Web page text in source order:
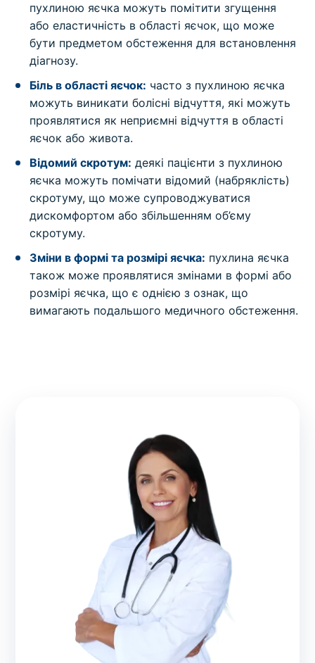
пухлиною яєчка можуть помітити згущення
або еластичність в області яєчок, що може
бути предметом обстеження для встановлення
діагнозу.
Біль в області яєчок: часто з пухлиною яєчка
можуть виникати болісні відчуття, які можуть
проявлятися як неприємні відчуття в області
яєчок або живота.
Відомий скротум: деякі пацієнти з пухлиною
яєчка можуть помічати відомий (набряклість)
скротуму, що може супроводжуватися
дискомфортом або збільшенням об’єму
скротуму.
Зміни в формі та розмірі яєчка: пухлина яєчка
також може проявлятися змінами в формі або
розмірі яєчка, що є однією з ознак, що
вимагають подальшого медичного обстеження.